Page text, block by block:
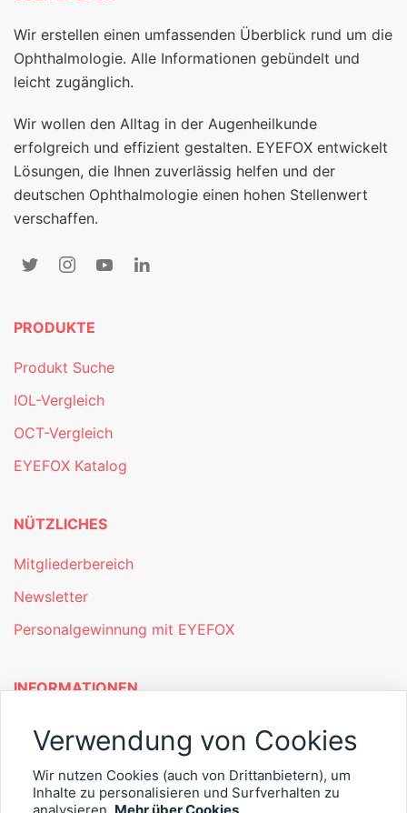
Wir erstellen einen umfassenden Überblick rund um die
Ophthalmologie. Alle Informationen gebündelt und
leicht zugänglich.
Wir wollen den Alltag in der Augenheilkunde
erfolgreich und effizient gestalten. EYEFOX entwickelt
Lösungen, die Ihnen zuverlässig helfen und der
deutschen Ophthalmologie einen hohen Stellenwert
verschaffen.
PRODUKTE
Produkt Suche
IOL-Vergleich
OCT-Vergleich
EYEFOX Katalog
NÜTZLICHES
Mitgliederbereich
Newsletter
Personalgewinnung mit EYEFOX
INFORMATIONEN
Was ist EYEFOX – Ihre Möglichkeiten
Kontakt
Verwendung von Cookies
Wir nutzen Cookies (auch von Drittanbietern), um
Inhalte zu personalisieren und Surfverhalten zu